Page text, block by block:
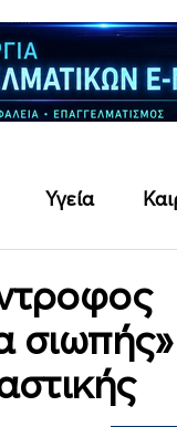
Υγεία
σιωπής»